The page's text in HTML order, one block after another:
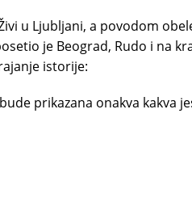
u Ljubljani, a povodom
je Beograd, Rudo i na
istorije:
prikazana onakva kakva